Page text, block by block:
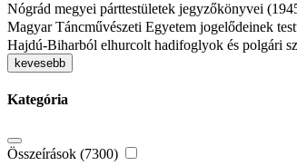
Nógrád megyei párttestületek jegyzőkönyvei
Magyar Táncművészeti Egyetem jogelődeinek
Hajdú-Biharból elhurcolt hadifoglyok és polgári
kevesebb
Kategória
Összeírások (7300)